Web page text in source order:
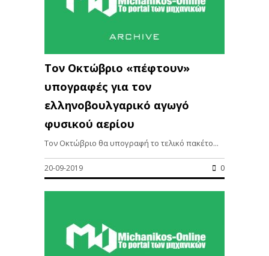
Tον Οκτώβριο «πέφτουν»
υπογραφές για τον
ελληνοβουλγαρικό αγωγό
φυσικού αερίου
Tον Οκτώβριο θα υπογραφή το τελικό πακέτο...
20-09-2019 0